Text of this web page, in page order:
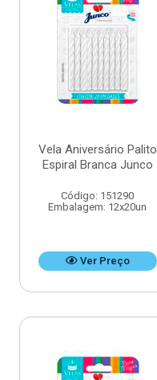
Vela Aniversário Palito
Espiral Branca Junco
Código: 151290
Embalagem: 12x20un
Ver Preço